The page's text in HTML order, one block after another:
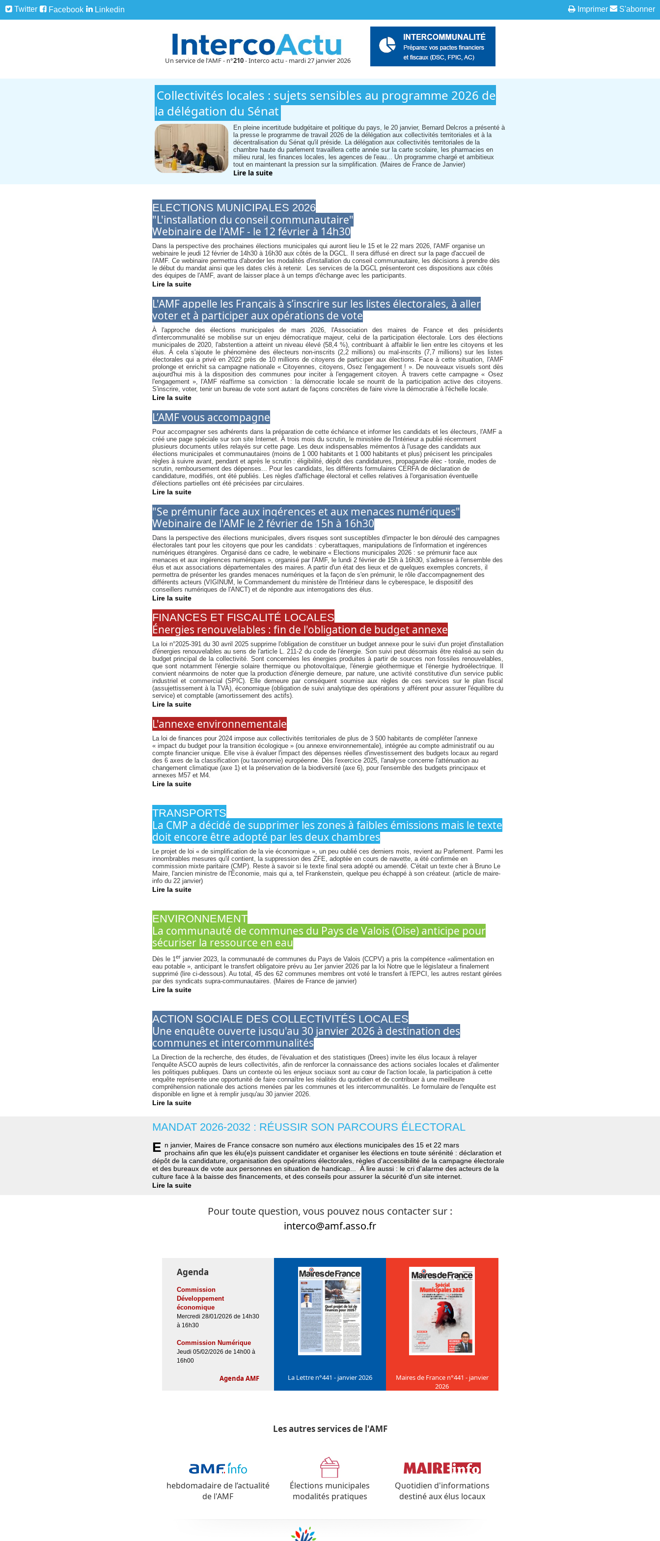
Twitter Facebook Linkedin Imprimer S'abonner
Un service de l'AMF - n°210- Interco actu - mardi 27 janvier 2026
Collectivités locales : sujets sensibles au programme 2026 de
la délégation du Sénat
En pleine incertitude budgétaire et politique du pays, le 20 janvier, Bernard Delcros a présenté à
la presse le programme de travail 2026 de la délégation aux collectivités territoriales et à la
décentralisation du Sénat qu'il préside. La délégation aux collectivités territoriales de la
chambre haute du parlement travaillera cette année sur la carte scolaire, les pharmacies en
milieu rural, les finances locales, les agences de l'eau... Un programme chargé et ambitieux
tout en maintenant la pression sur la simplification. (Maires de France de Janvier)
Lire la suite
ELECTIONS MUNICIPALES 2026
"L'installation du conseil communautaire"
Webinaire de l'AMF - le 12 février à 14h30
Dans la perspective des prochaines élections municipales qui auront lieu le 15 et le 22 mars 2026, l'AMF organise un
webinaire le jeudi 12 février de 14h30 à 16h30 aux côtés de la DGCL. Il sera diffusé en direct sur la page d'accueil de
l'AMF. Ce webinaire permettra d'aborder les modalités d'installation du conseil communautaire, les décisions à prendre dès
le début du mandat ainsi que les dates clés à retenir. Les services de la DGCL présenteront ces dispositions aux côtés
des équipes de l'AMF, avant de laisser place à un temps d'échange avec les participants.
Lire la suite
L'AMF appelle les Français à s’inscrire sur les listes électorales, à aller
voter et à participer aux opérations de vote
À l'approche des élections municipales de mars 2026, l'Association des maires de France et des présidents
d'intercommunalité se mobilise sur un enjeu démocratique majeur, celui de la participation électorale. Lors des élections
municipales de 2020, l'abstention a atteint un niveau élevé (58,4 %), contribuant à affaiblir le lien entre les citoyens et les
élus. À cela s'ajoute le phénomène des électeurs non-inscrits (2,2 millions) ou mal-inscrits (7,7 millions) sur les listes
électorales qui a privé en 2022 près de 10 millions de citoyens de participer aux élections. Face à cette situation, l'AMF
prolonge et enrichit sa campagne nationale « Citoyennes, citoyens, Osez l'engagement ! ». De nouveaux visuels sont dès
aujourd'hui mis à la disposition des communes pour inciter à l'engagement citoyen. À travers cette campagne « Osez
l'engagement », l'AMF réaffirme sa conviction : la démocratie locale se nourrit de la participation active des citoyens.
S'inscrire, voter, tenir un bureau de vote sont autant de façons concrètes de faire vivre la démocratie à l'échelle locale.
Lire la suite
L’AMF vous accompagne
Pour accompagner ses adhérents dans la préparation de cette échéance et informer les candidats et les électeurs, l'AMF a
créé une page spéciale sur son site Internet. À trois mois du scrutin, le ministère de l'Intérieur a publié récemment
plusieurs documents utiles relayés sur cette page. Les deux indispensables mémentos à l'usage des candidats aux
élections municipales et communautaires (moins de 1 000 habitants et 1 000 habitants et plus) précisent les principales
règles à suivre avant, pendant et après le scrutin : éligibilité, dépôt des candidatures, propagande élec - torale, modes de
scrutin, remboursement des dépenses... Pour les candidats, les différents formulaires CERFA de déclaration de
candidature, modifiés, ont été publiés. Les règles d'affichage électoral et celles relatives à l'organisation éventuelle
d'élections partielles ont été précisées par circulaires.
Lire la suite
"Se prémunir face aux ingérences et aux menaces numériques"
Webinaire de l'AMF le 2 février de 15h à 16h30
Dans la perspective des élections municipales, divers risques sont susceptibles d'impacter le bon déroulé des campagnes
électorales tant pour les citoyens que pour les candidats : cyberattaques, manipulations de l'information et ingérences
numériques étrangères. Organisé dans ce cadre, le webinaire « Elections municipales 2026 : se prémunir face aux
menaces et aux ingérences numériques », organisé par l'AMF, le lundi 2 février de 15h à 16h30, s'adresse à l'ensemble des
élus et aux associations départementales des maires. A partir d'un état des lieux et de quelques exemples concrets, il
permettra de présenter les grandes menaces numériques et la façon de s'en prémunir, le rôle d'accompagnement des
différents acteurs (VIGINUM, le Commandement du ministère de l'Intérieur dans le cyberespace, le dispositif des
conseillers numériques de l'ANCT) et de répondre aux interrogations des élus.
Lire la suite
FINANCES ET FISCALITÉ LOCALES
Énergies renouvelables : fin de l'obligation de budget annexe
La loi n°2025-391 du 30 avril 2025 supprime l'obligation de constituer un budget annexe pour le suivi d'un projet d'installation
d'énergies renouvelables au sens de l'article L. 211-2 du code de l'énergie. Son suivi peut désormais être réalisé au sein du
budget principal de la collectivité. Sont concernées les énergies produites à partir de sources non fossiles renouvelables,
que sont notamment l'énergie solaire thermique ou photovoltaïque, l'énergie géothermique et l'énergie hydroélectrique. Il
convient néanmoins de noter que la production d'énergie demeure, par nature, une activité constitutive d'un service public
industriel et commercial (SPIC). Elle demeure par conséquent soumise aux règles de ces services sur le plan fiscal
(assujettissement à la TVA), économique (obligation de suivi analytique des opérations y afférent pour assurer l'équilibre du
service) et comptable (amortissement des actifs).
Lire la suite
L'annexe environnementale
La loi de finances pour 2024 impose aux collectivités territoriales de plus de 3 500 habitants de compléter l'annexe
« impact du budget pour la transition écologique » (ou annexe environnementale), intégrée au compte administratif ou au
compte financier unique. Elle vise à évaluer l'impact des dépenses réelles d'investissement des budgets locaux au regard
des 6 axes de la classification (ou taxonomie) européenne. Dès l'exercice 2025, l'analyse concerne l'atténuation au
changement climatique (axe 1) et la préservation de la biodiversité (axe 6), pour l'ensemble des budgets principaux et
annexes M57 et M4.
Lire la suite
TRANSPORTS
La CMP a décidé de supprimer les zones à faibles émissions mais le texte
doit encore être adopté par les deux chambres
Le projet de loi « de simplification de la vie économique », un peu oublié ces derniers mois, revient au Parlement. Parmi les
innombrables mesures qu'il contient, la suppression des ZFE, adoptée en cours de navette, a été confirmée en
commission mixte paritaire (CMP). Reste à savoir si le texte final sera adopté ou amendé. C'était un texte cher à Bruno Le
Maire, l'ancien ministre de l'Économie, mais qui a, tel Frankenstein, quelque peu échappé à son créateur. (article de maire-
info du 22 janvier)
Lire la suite
ENVIRONNEMENT
La communauté de communes du Pays de Valois (Oise) anticipe pour
sécuriser la ressource en eau
Dès le 1er janvier 2023, la communauté de communes du Pays de Valois (CCPV) a pris la compétence «alimentation en
eau potable », anticipant le transfert obligatoire prévu au 1er janvier 2026 par la loi Notre que le législateur a finalement
supprimé (lire ci-dessous). Au total, 45 des 62 communes membres ont voté le transfert à l'EPCI, les autres restant gérées
par des syndicats supra-communautaires. (Maires de France de janvier)
Lire la suite
ACTION SOCIALE DES COLLECTIVITÉS LOCALES
Une enquête ouverte jusqu'au 30 janvier 2026 à destination des
communes et intercommunalités
La Direction de la recherche, des études, de l'évaluation et des statistiques (Drees) invite les élus locaux à relayer
l'enquête ASCO auprès de leurs collectivités, afin de renforcer la connaissance des actions sociales locales et d'alimenter
les politiques publiques. Dans un contexte où les enjeux sociaux sont au cœur de l'action locale, la participation à cette
enquête représente une opportunité de faire connaître les réalités du quotidien et de contribuer à une meilleure
compréhension nationale des actions menées par les communes et les intercommunalités. Le formulaire de l'enquête est
disponible en ligne et à remplir jusqu'au 30 janvier 2026.
Lire la suite
MANDAT 2026-2032 : RÉUSSIR SON PARCOURS ÉLECTORAL
E n janvier, Maires de France consacre son numéro aux élections municipales des 15 et 22 mars
prochains afin que les élu(e)s puissent candidater et organiser les élections en toute sérénité : déclaration et
dépôt de la candidature, organisation des opérations électorales, règles d'accessibilité de la campagne électorale
et des bureaux de vote aux personnes en situation de handicap... À lire aussi : le cri d'alarme des acteurs de la
culture face à la baisse des financements, et des conseils pour assurer la sécurité d'un site internet.
Lire la suite
Pour toute question, vous pouvez nous contacter sur :
interco@amf.asso.fr
Agenda
Commission
Développement
économique
Mercredi 28/01/2026 de 14h30
à 16h30
Commission Numérique
Jeudi 05/02/2026 de 14h00 à
16h00
Agenda AMF La Lettre n°441 - janvier 2026
Maires de France n°441 - janvier
2026
Les autres services de l'AMF
hebdomadaire de l’actualité
de l'AMF
Élections municipales
modalités pratiques
Quotidien d'informations
destiné aux élus locaux